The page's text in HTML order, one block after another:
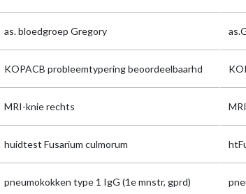
as. bloedgroep Gregory
KOPACB probleemtypering beoordeelbaarhd
MRI-knie rechts
huidtest Fusarium culmorum
pneumokokken type 1 IgG (1e mnstr, gprd)